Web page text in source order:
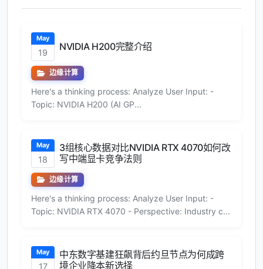
May
19
NVIDIA H200完整介绍
边缘计算
Here's a thinking process: Analyze User Input: -
Topic: NVIDIA H200 (AI GP...
May
18
3组核心数据对比NVIDIA RTX 4070如何改
写中端显卡竞争法则
边缘计算
Here's a thinking process: Analyze User Input: -
Topic: NVIDIA RTX 4070 - Perspective: Industry c...
May
17
中东数字基建狂飙背后约旦节点为何成跨
境企业降本新选择